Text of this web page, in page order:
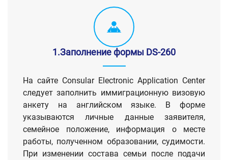
1.Заполнение формы DS-260
На сайте Consular Electronic Application Center
следует заполнить иммиграционную визовую
анкету на английском языке. В форме
указываются личные данные заявителя,
семейное положение, информация о месте
работы, полученном образовании, судимости.
При изменении состава семьи после подачи